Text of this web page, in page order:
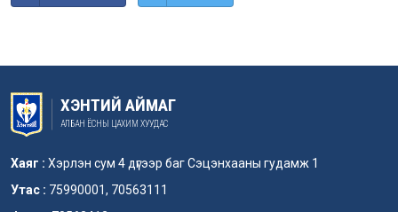
ХЭНТИЙ АЙМАГ
АЛБАН ЁСНЫ ЦАХИМ ХУУДАС
Хаяг : Хэрлэн сум 4 дүгээр баг Сэцэнхааны гудамж 1
Утас : 75990001, 70563111